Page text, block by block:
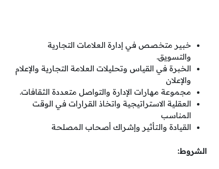
خبير متخصص في إدارة العلامات التجارية
والتسويق.
الخبرة في القياس وتحليلات العلامة التجارية والإعلام
والإعلان
مجموعة مهارات الإدارة والتواصل متعددة الثقافات.
العقلية الاستراتيجية واتخاذ القرارات في الوقت
المناسب
القيادة والتأثير وإشراك أصحاب المصلحة
الشروط: